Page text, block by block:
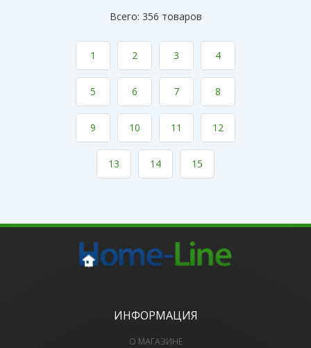
Всего: 356 товаров
1 2 3 4
5 6 7 8
9 10 11 12
13 14 15
ИНФОРМАЦИЯ
О МАГАЗИНЕ